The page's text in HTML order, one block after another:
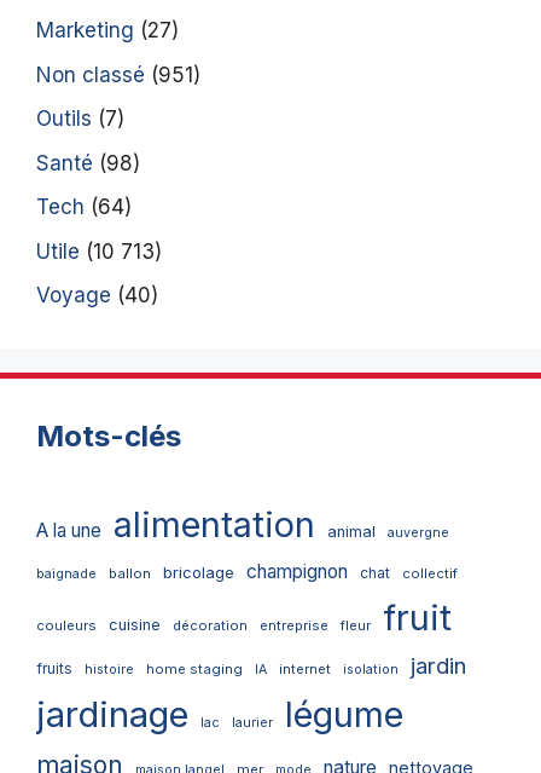
Marketing (27)
Non classé (951)
Outils (7)
Santé (98)
Tech (64)
Utile (10 713)
Voyage (40)
Mots-clés
A la une alimentation animal auvergne
baignade ballon bricolage champignon chat collectif
couleurs cuisine décoration entreprise fleur fruit
fruits histoire home staging IA internet isolation jardin
jardinage lac laurier légume
maison mer nature nettoyage